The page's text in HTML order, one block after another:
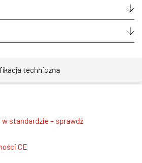
techniczna
standardzie – sprawdź
CE